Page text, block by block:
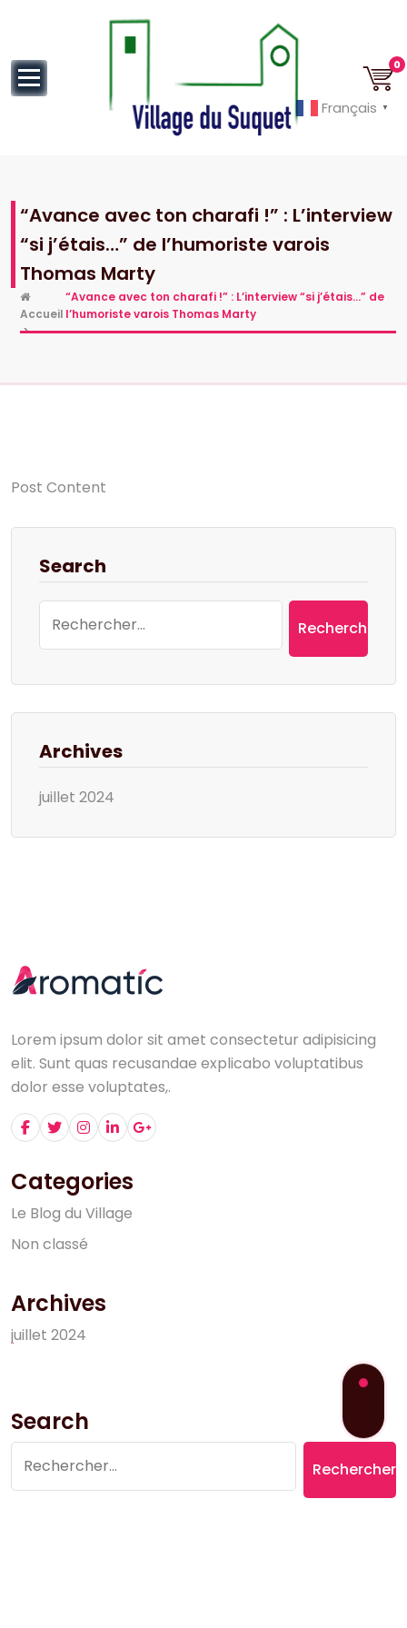
0
“Avance avec ton charafi !” : L’interview
“si j’étais…” de l’humoriste varois
Thomas Marty
Accueil
>
“Avance avec ton charafi !” : L’interview “si j’étais…” de
l’humoriste varois Thomas Marty
Post Content
Search
Archives
juillet 2024
Lorem ipsum dolor sit amet consectetur adipisicing
elit. Sunt quas recusandae explicabo voluptatibus
dolor esse voluptates,.
Categories
Le Blog du Village
Non classé
Archives
juillet 2024
Search
Français ▼